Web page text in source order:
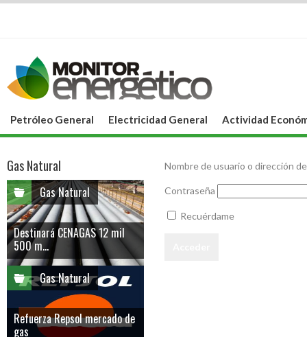
Petróleo General Electricidad General Actividad
Nombre de usuario o dirección
Contraseña
Recuérdame
Gas Natural
Gas Natural
Destinará CENAGAS 12 mil
500 m...
Gas Natural
Refuerza Repsol mercado de
gas